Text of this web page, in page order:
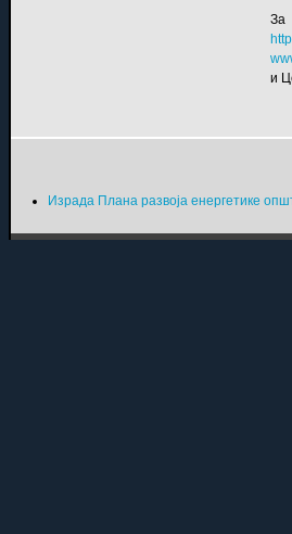
За
и
Израда Плана развоја енергетике